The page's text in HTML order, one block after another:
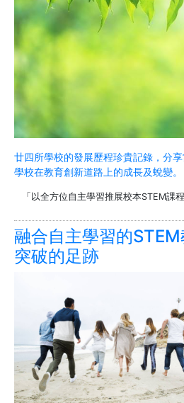
廿四所學校的發展歷程珍貴記錄，分
學校在教育創新道路上的成長及蛻變。
「以全方位自主學習推展校本STEM課
融合自主學習的
突破的足跡